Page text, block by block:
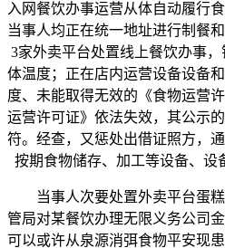
入网餐饮办事运营从体自动履行
当事人均正在统一地址进行制餐
3家外卖平台处置线上餐饮办事
体温度；正在店内运营设备设备
度、未能取得无效的《食物运营
运营许可证》依法失效，其公示
符。经查，又惩处出借证照方，
按期食物储存、加工等设备、设
当事人次要处置外卖平台蛋糕
管局对某餐饮办理无限义务公司
可以或许从泉源消弭食物平安现